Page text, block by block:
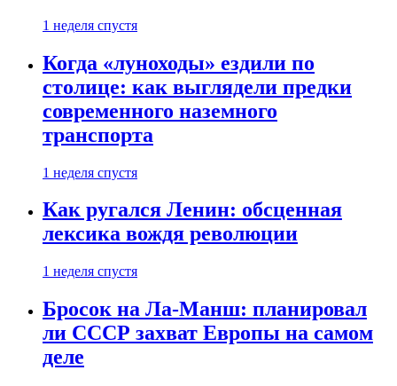
1 неделя спустя
Когда «луноходы» ездили по
столице: как выглядели предки
современного наземного
транспорта
1 неделя спустя
Как ругался Ленин: обсценная
лексика вождя революции
1 неделя спустя
Бросок на Ла-Манш: планировал
ли СССР захват Европы на самом
деле